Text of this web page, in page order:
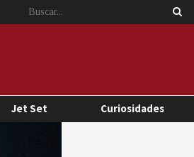
Jet Set Curiosidades